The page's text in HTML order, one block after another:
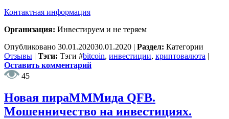
Контактная информация
Организация: Инвестируем и не теряем
Опубликовано 30.01.202030.01.2020 | Раздел: Категории
Отзывы | Тэги: Тэги #bitcoin, инвестиции, криптовалюта |
Оставить комментарий
45
Новая пираМММида QFB.
Мошенничество на инвестициях.